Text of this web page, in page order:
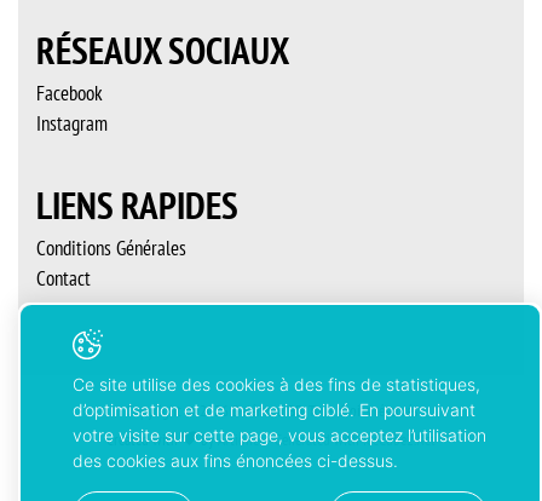
RÉSEAUX SOCIAUX
Facebook
Instagram
LIENS RAPIDES
Conditions Générales
Contact
Copyright © 2026 Delémont’BD. Tous droits réservés
Created with
byArtionet-Generated with IceCube2.Net
Ce site utilise des cookies à des fins de statistiques,
d’optimisation et de marketing ciblé. En poursuivant
votre visite sur cette page, vous acceptez l’utilisation
des cookies aux fins énoncées ci-dessus.